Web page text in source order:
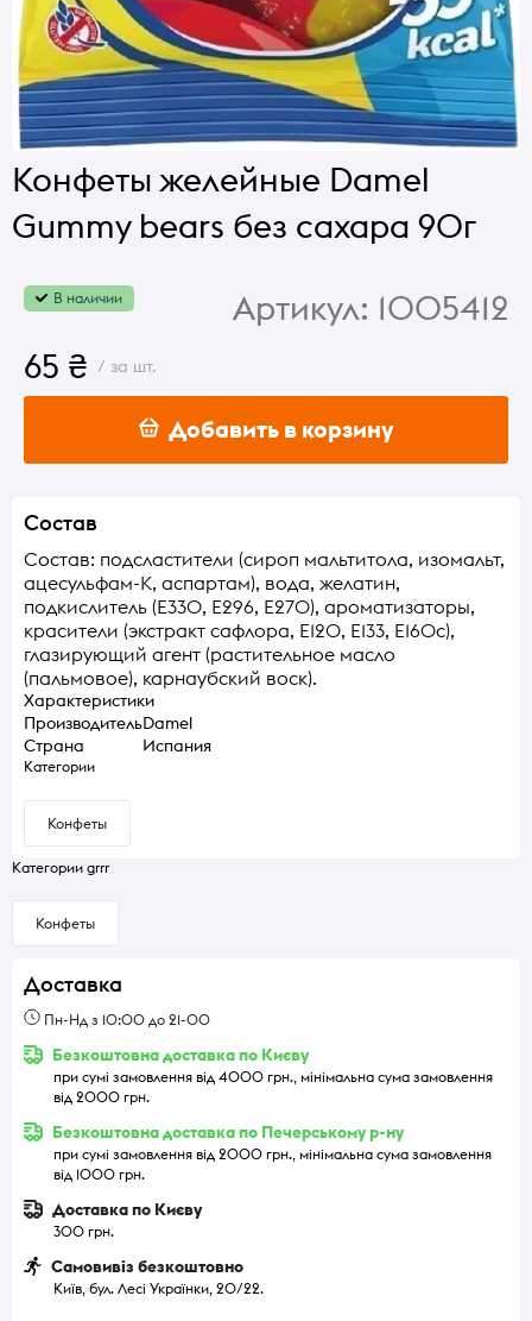
Конфеты желейные Damel
Gummy bears без сахара 90г
В наличии Артикул: 1005412
65 ₴ / за шт.
Добавить в корзину
Состав
Состав: подсластители (сироп мальтитола, изомальт,
ацесульфам-К, аспартам), вода, желатин,
подкислитель (Е330, Е296, E270), ароматизаторы,
красители (экстракт сафлора, Е120, E133, E160с),
глазирующий агент (растительное масло
(пальмовое), карнаубский воск).
Характеристики
ПроизводительDamel
Страна
Испания
Категории
Конфеты
Категории grrr
Конфеты
Доставка
Пн-Нд з 10:00 до 21-00
Безкоштовна доставка по Києву
при сумі замовлення від 4000 грн., мінімальна сума замовлення
від 2000 грн.
Безкоштовна доставка по Печерському р-ну
при сумі замовлення від 2000 грн., мінімальна сума замовлення
від 1000 грн.
Доставка по Києву
300 грн.
Самовивіз безкоштовно
Київ, бул. Лесі Українки, 20/22.